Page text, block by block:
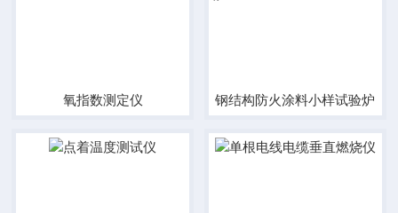
氧指数测定仪 钢结构防火涂料小样试验炉